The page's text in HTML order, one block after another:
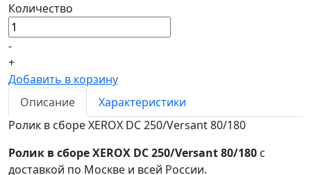
Количество
-
+
Добавить в корзину
Описание
Характеристики
Ролик в сборе XEROX DC 250/Versant 80/180
Ролик в сборе XEROX DC 250/Versant 80/180 с
доставкой по Москве и всей России.